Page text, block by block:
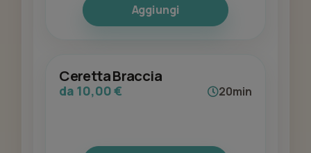
Aggiungi
Ceretta Braccia
da 10,00 € 20min